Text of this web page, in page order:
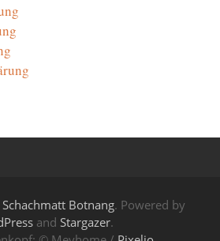
Schachmatt Botnang. Powered by
and Stargazer.